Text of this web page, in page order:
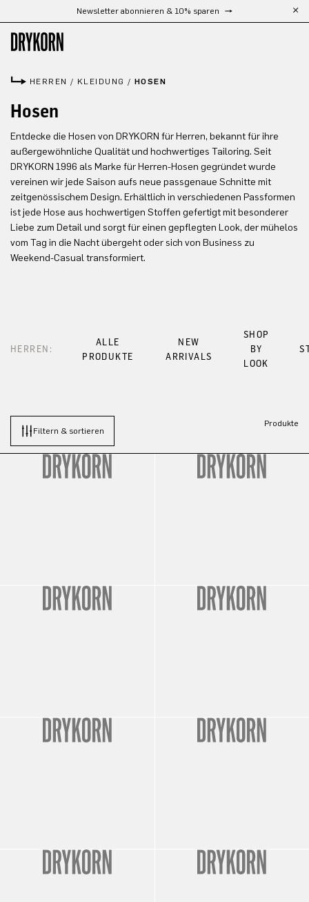
Zum Hauptinhalt springenNewsletter abonnieren & 10% sparen
HERREN / KLEIDUNG / HOSEN
Hosen
Entdecke die Hosen von DRYKORN für Herren, bekannt für ihre
außergewöhnliche Qualität und hochwertiges Tailoring. Seit
DRYKORN 1996 als Marke für Herren-Hosen gegründet wurde
vereinen wir jede Saison aufs neue passgenaue Schnitte mit
zeitgenössischem Design. Erhältlich in verschiedenen Passformen
ist jede Hose aus hochwertigen Stoffen gefertigt mit besonderer
Liebe zum Detail und sorgt für einen gepflegten Look, der mühelos
vom Tag in die Nacht übergeht oder sich von Business zu
Weekend-Casual transformiert.
HERREN:
ALLE
PRODUKTE
NEW
ARRIVALS
SHOP
BY
LOOK
Filtern & sortieren
Produkte